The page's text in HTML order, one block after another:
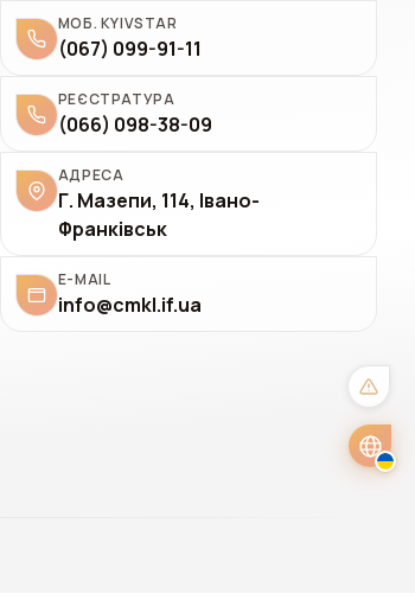
МОБ. KYIVSTAR
(067) 099-91-11
РЕЄСТРАТУРА
(066) 098-38-09
АДРЕСА
Г. Мазепи, 114, Івано-
Франківськ
E-MAIL
info@cmkl.if.ua